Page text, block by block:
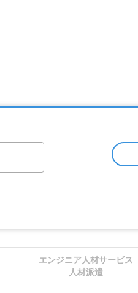
エンジニア人材サービス
人材派遣